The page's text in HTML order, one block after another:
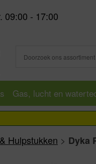
09:00 - 17:00
Gas, lucht en
Hulpstukken > Dyka